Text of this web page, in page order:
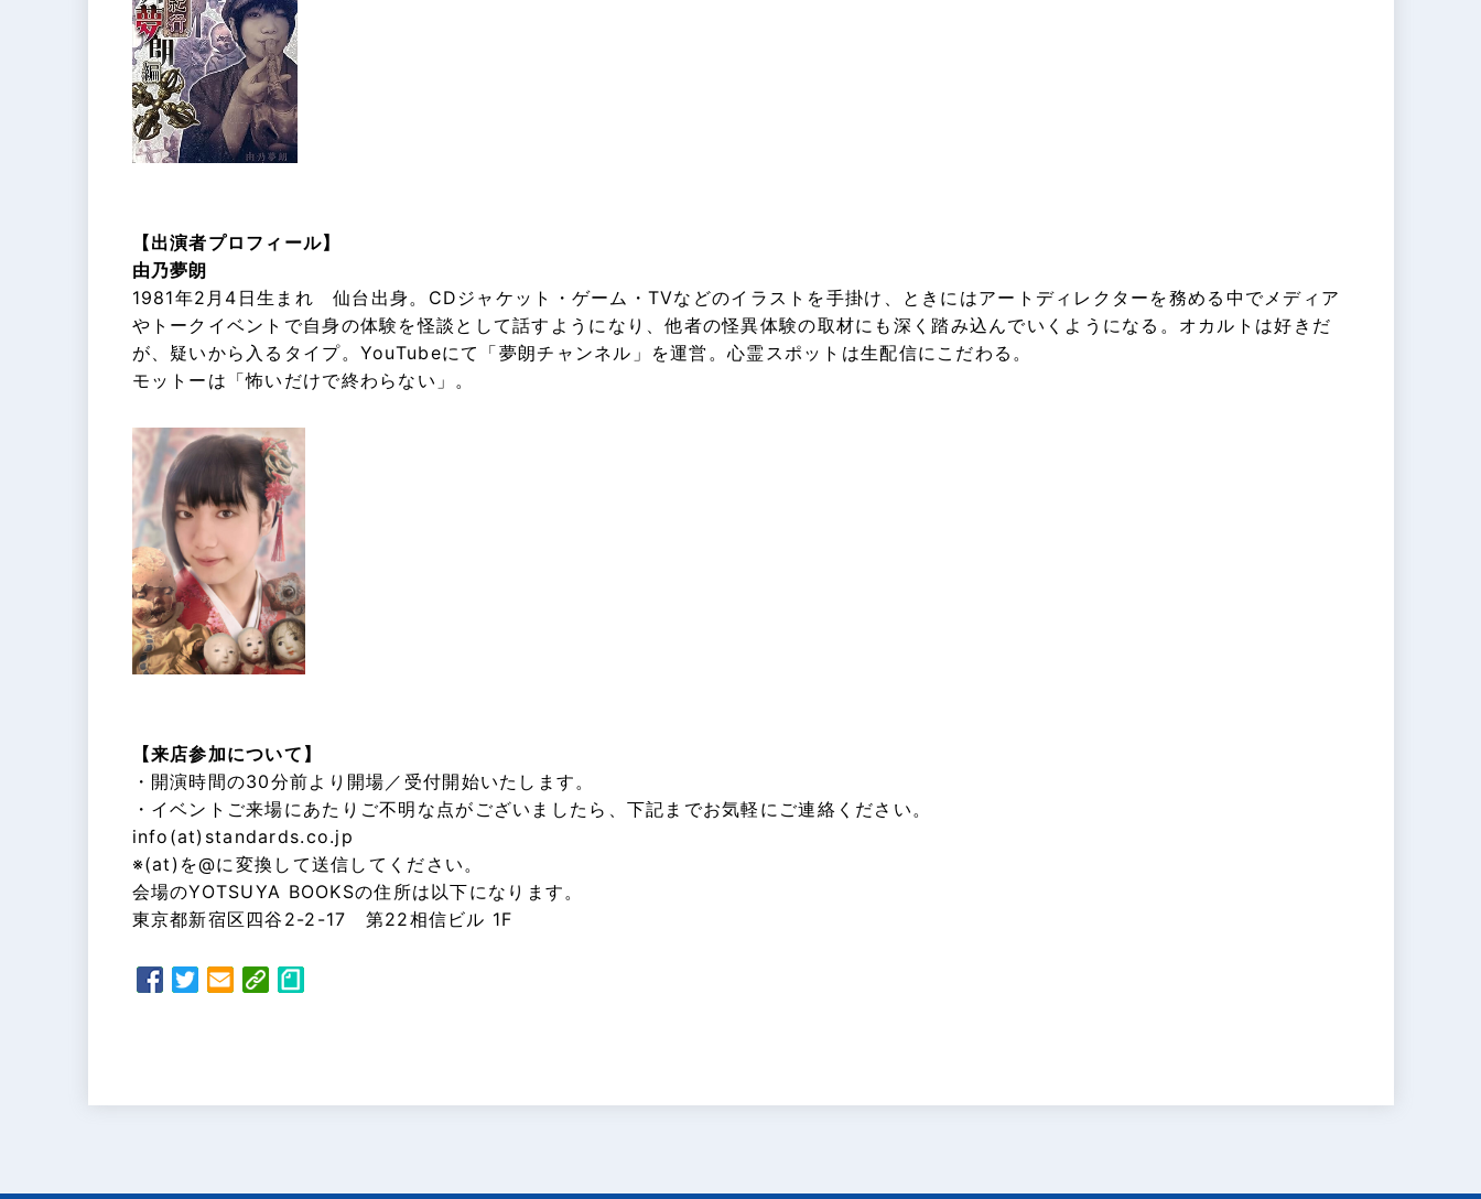
【出演者プロフィール】
由乃夢朗
1981年2月4日生まれ 仙台出身。CDジャケット・ゲーム・TVなどのイラストを手掛け、ときにはアートディレクターを務める中でメディア
やトークイベントで自身の体験を怪談として話すようになり、他者の怪異体験の取材にも深く踏み込んでいくようになる。オカルトは好きだ
が、疑いから入るタイプ。YouTubeにて「夢朗チャンネル」を運営。心霊スポットは生配信にこだわる。
モットーは「怖いだけで終わらない」。
【来店参加について】
・開演時間の30分前より開場／受付開始いたします。
・イベントご来場にあたりご不明な点がございましたら、下記までお気軽にご連絡ください。
info(at)standards.co.jp
※(at)を@に変換して送信してください。
会場のYOTSUYA BOOKSの住所は以下になります。
東京都新宿区四谷2-2-17 第22相信ビル 1F